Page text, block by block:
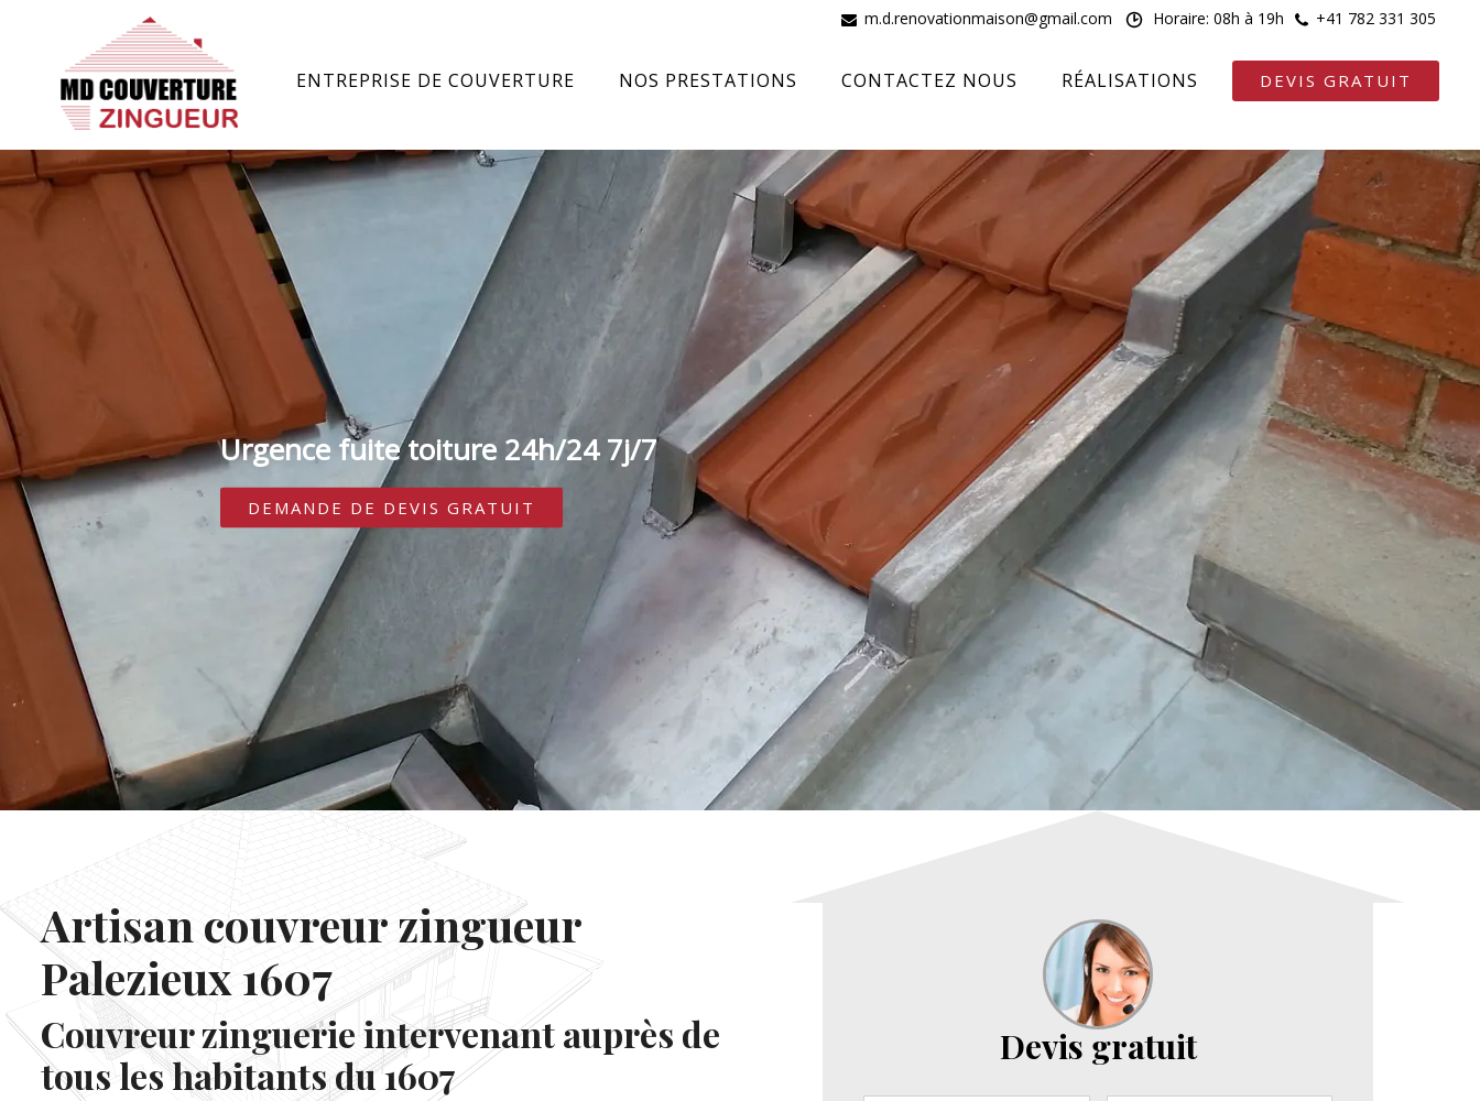
ENTREPRISE DE COUVERTURE NOS PRESTATIONS CONTACTEZ NOUS RÉALISATIONS DEVIS GRATUIT
m.d.renovationmaison@gmail.com Horaire: 08h à 19h +41 782 331 305
Urgence fuite toiture 24h/24 7j/7
DEMANDE DE DEVIS GRATUIT
Artisan couvreur zingueur
Palezieux 1607
Couvreur zinguerie intervenant auprès de
tous les habitants du 1607
Devis gratuit